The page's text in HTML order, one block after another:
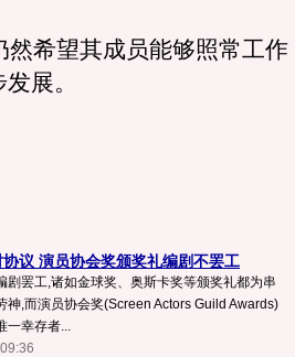
希望其成员能够照常工作
展。
议 演员协会奖颁奖礼编剧不罢工
剧罢工,诸如金球奖、奥斯卡奖等颁奖礼都为串
神,而演员协会奖(Screen Actors Guild Awards)
一幸存者...